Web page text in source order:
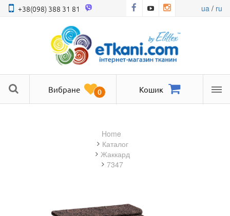
+38(098) 388 31 81 ua/ ru
Вибране 0 Кошик
Home
Каталог
жаккард
7347